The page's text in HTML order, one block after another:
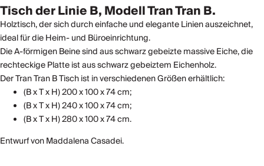
Tisch der Linie B, Modell Tran Tran B.
Holztisch, der sich durch einfache und elegante Linien auszeichnet,
ideal für die Heim- und Büroeinrichtung.
Die A-förmigen Beine sind aus schwarz gebeizte massive Eiche, die
rechteckige Platte ist aus schwarz gebeiztem Eichenholz.
Der Tran Tran B Tisch ist in verschiedenen Größen erhältlich:
(B x T x H) 200 x 100 x 74 cm;
(B x T x H) 240 x 100 x 74 cm;
(B x T x H) 280 x 100 x 74 cm.
Entwurf von Maddalena Casadei.